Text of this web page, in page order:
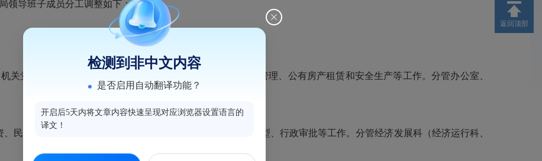
导班子成员分工调整如下：
党建、信访维稳、协调局属企业历史遗留问题、局属企业管理、公有房产租赁和安全生产等工作。分管办公室、
企对接、中小企业服务、产业人才、软件信息、数字化转型、行政审批等工作。分管经济发展科（经济运行科、
返回顶部
检测到非中文内容
是否启用自动翻译功能？
开启后5天内将文章内容快速呈现对应浏览器设置语言的
译文！